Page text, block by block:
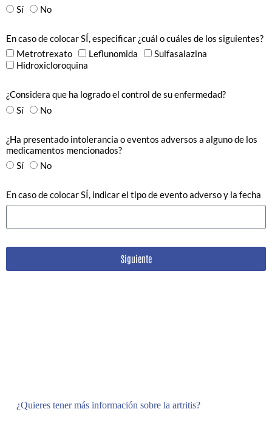
Sí
No
En caso de colocar SÍ, especificar ¿cuál o cuáles de los siguientes?
Metrotrexato
Leflunomida
Sulfasalazina
Hidroxicloroquina
¿Considera que ha logrado el control de su enfermedad?
Sí
No
¿Ha presentado intolerancia o eventos adversos a alguno de los
medicamentos mencionados?
Sí
No
En caso de colocar SÍ, indicar el tipo de evento adverso y la fecha
Siguiente
¿Quieres tener más información sobre la artritis?